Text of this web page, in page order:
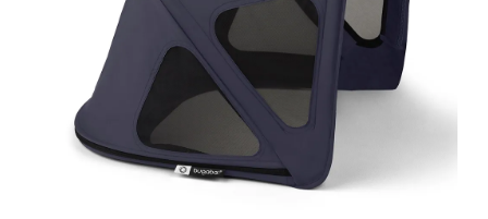
Reservdelar
Kampanjer
Presenttips
Våra favoriter
Varumärken